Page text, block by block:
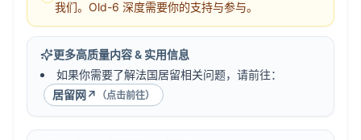
我们。Old-6 深度需要你的支持与参与。
更多高质量内容 & 实用信息
如果你需要了解法国居留相关问题，请前往：
居留网↗ （点击前往）